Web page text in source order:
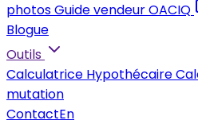
photosGuide vendeur OACIQ
Blogue
Outils
Calculatrice Hypothécaire
mutation
ContactEn